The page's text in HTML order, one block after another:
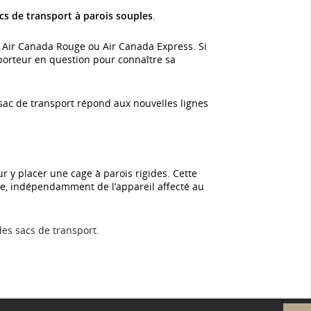
de transport à parois souples.
Canada Rouge ou Air Canada Express. Si
en question pour connaître sa
de transport répond aux nouvelles lignes
y placer une cage à parois rigides. Cette
indépendamment de l’appareil affecté au
sacs de transport.